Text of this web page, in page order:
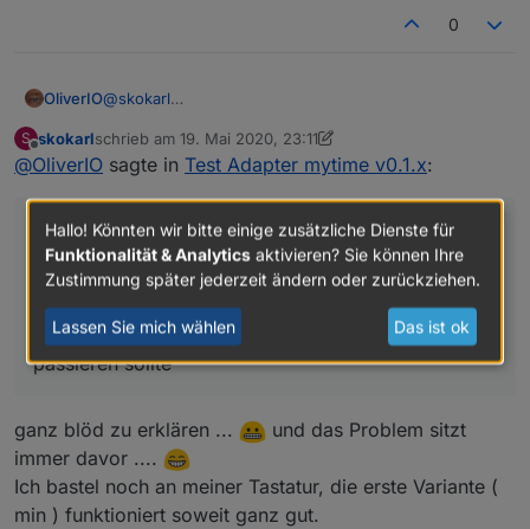
0
OliverIO@skokarl
beschreibe mal was du der reihe nach machst, was
tatsächlich passiert und was deiner meinung nach
S
Offline
skokarlschrieb am 19. Mai 2020, 23:11
zuletzt editiert von skokarl
@OliverIO sagte in Test Adapter mytime v0.1.x:
@skokarl
was funktioniert da nicht?
beschreibe mal was du der reihe nach machst, was
tatsächlich passiert und was deiner meinung nach
passieren sollte
ganz blöd zu erklären ...
und das Problem sitzt
immer davor ....
Ich bastel noch an meiner Tastatur, die erste Variante (
min ) funktioniert soweit ganz gut.
Hallo! Könnten wir bitte einige zusätzliche Dienste für
Funktionalität & Analytics aktivieren? Sie können Ihre
Zustimmung später jederzeit ändern oder zurückziehen.
Lassen Sie mich wählen Das ist ok